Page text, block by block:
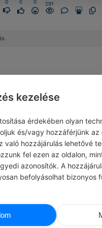
0 0 0 291
EINSTEIN #IDÉZETEK
kezelése
érdekében olyan
és/vagy hozzáférjünk
való hozzájárulás lehetővé
fel ezen az oldalon,
azonosítók. A
befolyásolhat bizonyos